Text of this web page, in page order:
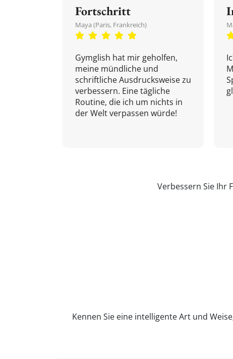
Fortschritt
Maya (Paris, Frankreich)
Gymglish hat mir geholfen,
meine mündliche und
schriftliche Ausdrucksweise zu
verbessern. Eine tägliche
Routine, die ich um nichts in
der Welt verpassen würde!
Verbessern Sie Ihr
Kennen Sie eine intelligente Art und